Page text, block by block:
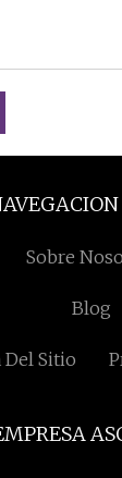
Sobre
Blog
Del Sitio